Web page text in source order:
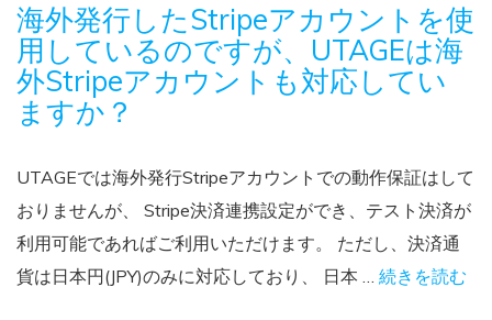
海外発行したStripeアカウントを使
用しているのですが、UTAGEは海
外Stripeアカウントも対応してい
ますか？
UTAGEでは海外発行Stripeアカウントでの動作保証はして
おりませんが、 Stripe決済連携設定ができ、テスト決済が
利用可能であればご利用いただけます。 ただし、決済通
貨は日本円(JPY)のみに対応しており、 日本 … 続きを読む